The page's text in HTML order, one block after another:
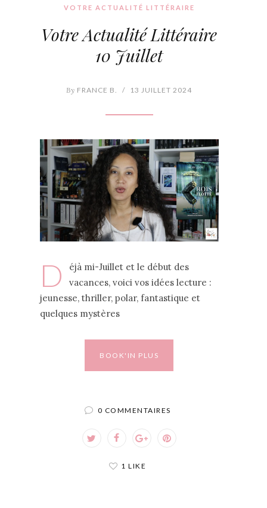
VOTRE ACTUALITÉ LITTÉRAIRE
Votre Actualité Littéraire
10 Juillet
By FRANCE B. / 13 JUILLET 2024
D
éjà mi-Juillet et le début des
vacances, voici vos idées lecture :
jeunesse, thriller, polar, fantastique et
quelques mystères
BOOK'IN PLUS
0 COMMENTAIRES
1 LIKE